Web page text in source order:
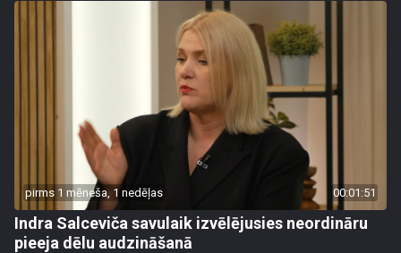
pirms 1 mēneša, 1 nedēļas 00:01:51
Indra Salceviča savulaik izvēlējusies neordināru
pieeja dēlu audzināšanā